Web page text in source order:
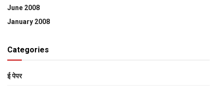
June 2008
January 2008
Categories
ई पेपर